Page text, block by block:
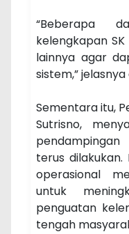
“Beberapa
kelengkapan
lainnya agar
sistem,”
Sementara itu,
Sutrisno,
terus
operasional
untuk
penguatan
tengah